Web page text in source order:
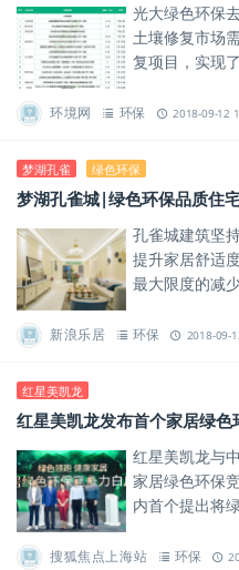
光大绿色环保
土壤修复市场
复项目，实现
环境网 环保 2018-09-12
梦湖孔雀 绿色环保
梦湖孔雀城|绿色环保品质住
孔雀城建筑坚
提升家居舒适
最大限度的减
新浪乐居 环保 2018-09-
红星美凯龙
红星美凯龙发布首个家居绿色
红星美凯龙与
家居绿色环保
内首个提出将
搜狐焦点上海站 环保